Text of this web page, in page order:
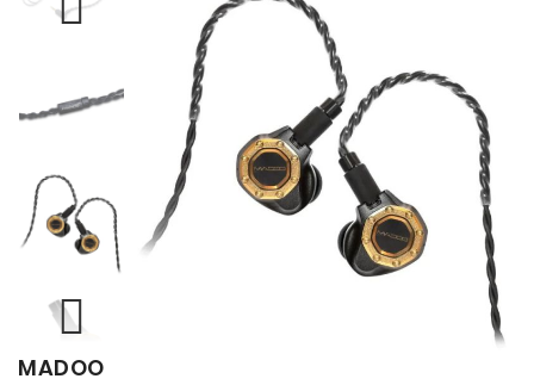
MADOO
gallery
gallery